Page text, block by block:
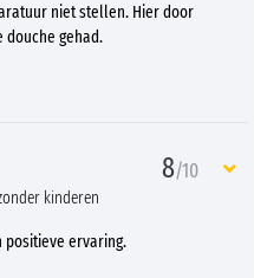
niet stellen. Hier door
gehad.
8/10
kinderen
positieve ervaring.